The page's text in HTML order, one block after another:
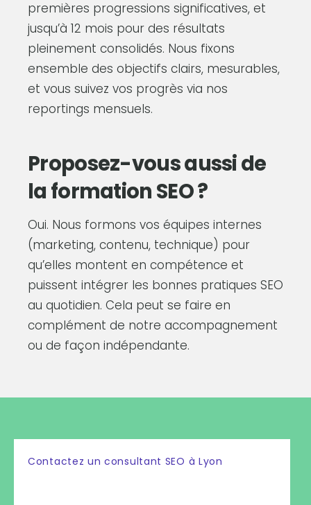
premières progressions significatives, et
jusqu’à 12 mois pour des résultats
pleinement consolidés. Nous fixons
ensemble des objectifs clairs, mesurables,
et vous suivez vos progrès via nos
reportings mensuels.
Proposez-vous aussi de
la formation SEO ?
Oui. Nous formons vos équipes internes
(marketing, contenu, technique) pour
qu’elles montent en compétence et
puissent intégrer les bonnes pratiques SEO
au quotidien. Cela peut se faire en
complément de notre accompagnement
ou de façon indépendante.
Contactez un consultant SEO à Lyon